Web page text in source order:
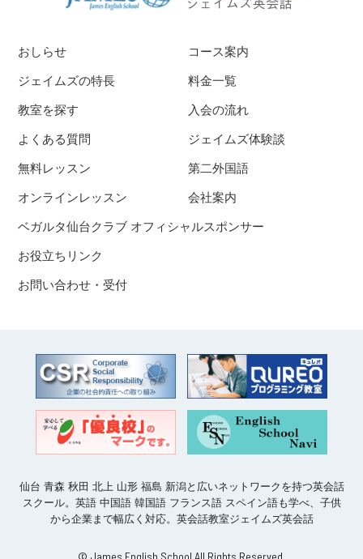
おしらせ
ジェイムズの特長
教室を探す
コース案内
料金一覧
入会の流れ
よくある質問
無料レッスン
オンラインレッスン
ジェイムズ体験談
第二外国語
会社案内
ベガルタ仙台クラブ オフィシャルスポンサー
お役立ちリンク
お問い合わせ・受付
仙台 青森 秋田 北上 山形 福島 新潟と広いネットワークを持つ英会話
スクール。英語 中国語 韓国語 フランス語 スペイン語も学べ、子供
から企業まで幅広く対応。英会話教室ジェイムズ英会話
© James English School All Rights Reserved.